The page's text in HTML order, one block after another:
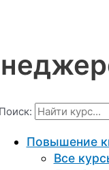
Поиск:
Повышение
Все